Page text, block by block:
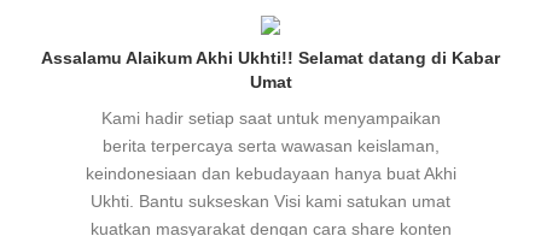
Assalamu Alaikum Akhi Ukhti!! Selamat datang di Kabar
Umat
Kami hadir setiap saat untuk menyampaikan
berita terpercaya serta wawasan keislaman,
keindonesiaan dan kebudayaan hanya buat Akhi
Ukhti. Bantu sukseskan Visi kami satukan umat
kuatkan masyarakat dengan cara share konten